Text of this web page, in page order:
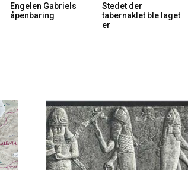
Engelen Gabriels
åpenbaring
Stedet der
tabernaklet ble laget
er